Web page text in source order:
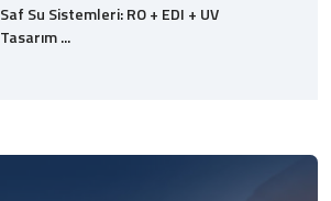
Saf Su Sistemleri: RO + EDI + UV
Tasarım ...